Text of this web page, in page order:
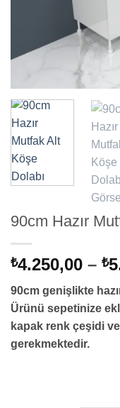
90cm Hazır
₺4.250,00 – ₺
90cm genişlikte
Ürünü sepetinize
kapak renk çeşidi
gerekmektedir.